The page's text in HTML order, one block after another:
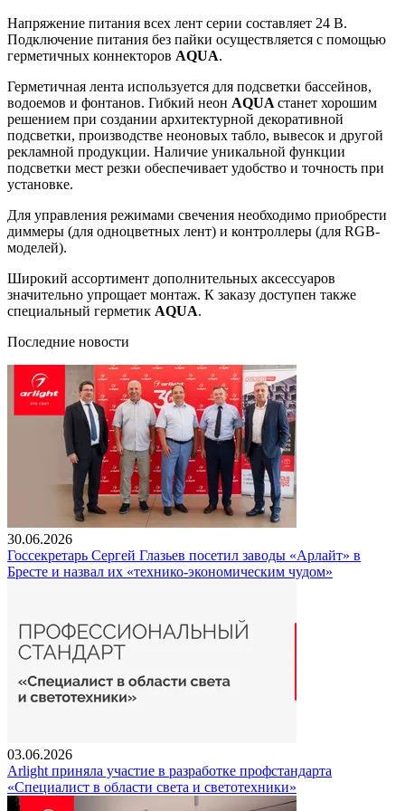
Напряжение питания всех лент серии составляет 24 В.
Подключение питания без пайки осуществляется с помощью
герметичных коннекторов AQUA.
Герметичная лента используется для подсветки бассейнов,
водоемов и фонтанов. Гибкий неон AQUA станет хорошим
решением при создании архитектурной декоративной
подсветки, производстве неоновых табло, вывесок и другой
рекламной продукции. Наличие уникальной функции
подсветки мест резки обеспечивает удобство и точность при
установке.
Для управления режимами свечения необходимо приобрести
диммеры (для одноцветных лент) и контроллеры (для RGB-
моделей).
Широкий ассортимент дополнительных аксессуаров
значительно упрощает монтаж. К заказу доступен также
специальный герметик AQUA.
Последние новости
30.06.2026
Госсекретарь Сергей Глазьев посетил заводы «Арлайт» в
Бресте и назвал их «технико-экономическим чудом»
03.06.2026
Arlight приняла участие в разработке профстандарта
«Специалист в области света и светотехники»